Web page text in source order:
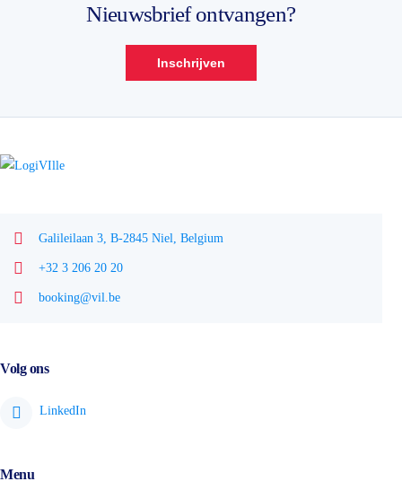
Nieuwsbrief ontvangen?
Inschrijven
Galileilaan 3, B-2845 Niel, Belgium
+32 3 206 20 20
booking@vil.be
Volg ons
Menu